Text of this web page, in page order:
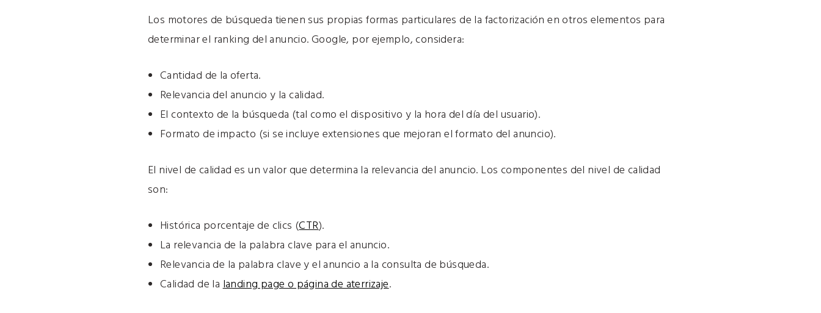
Los motores de búsqueda tienen sus propias formas particulares de la factorización en otros elementos para
determinar el ranking del anuncio. Google, por ejemplo, considera:
Cantidad de la oferta.
Relevancia del anuncio y la calidad.
El contexto de la búsqueda (tal como el dispositivo y la hora del día del usuario).
Formato de impacto (si se incluye extensiones que mejoran el formato del anuncio).
El nivel de calidad es un valor que determina la relevancia del anuncio. Los componentes del nivel de calidad
son:
Histórica porcentaje de clics (CTR).
La relevancia de la palabra clave para el anuncio.
Relevancia de la palabra clave y el anuncio a la consulta de búsqueda.
Calidad de lalanding page o página de aterrizaje.